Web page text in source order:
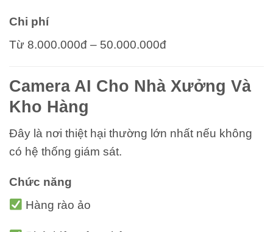
Chi phí
Từ 8.000.000đ – 50.000.000đ
Camera AI Cho Nhà Xưởng Và
Kho Hàng
Đây là nơi thiệt hại thường lớn nhất nếu không
có hệ thống giám sát.
Chức năng
Hàng rào ảo